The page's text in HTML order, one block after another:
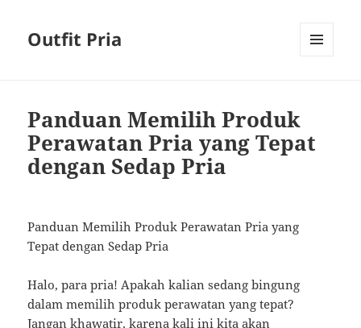
Outfit Pria
Panduan Memilih Produk
Perawatan Pria yang Tepat
dengan Sedap Pria
Panduan Memilih Produk Perawatan Pria yang
Tepat dengan Sedap Pria
Halo, para pria! Apakah kalian sedang bingung
dalam memilih produk perawatan yang tepat?
Jangan khawatir, karena kali ini kita akan